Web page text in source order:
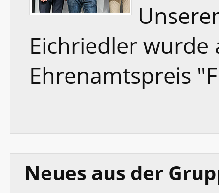
Eichriedler wurde
Ehrenamtspreis
Neues aus der